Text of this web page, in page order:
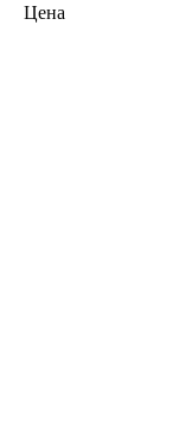
Цена